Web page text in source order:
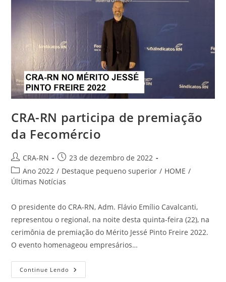
CRA-RN participa de premiação
da Fecomércio
Autor
do
post:
CRA-RN
Post
publicado:
23 de dezembro de 2022
Categoria
do
Ano 2022 / Destaque pequeno superior / HOME /
Últimas Notícias
O presidente do CRA-RN, Adm. Flávio Emílio Cavalcanti,
representou o regional, na noite desta quinta-feira (22), na
cerimônia de premiação do Mérito Jessé Pinto Freire 2022.
O evento homenageou empresários…
Continue Lendo CRA-
RN